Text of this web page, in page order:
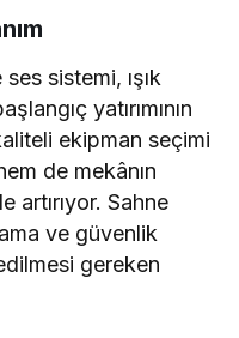
sistemi, ışık
yatırımının
ekipman seçimi
de mekânın
artırıyor. Sahne
ve güvenlik
gereken